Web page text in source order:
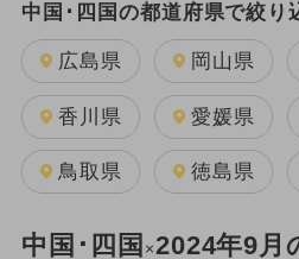
中国･四国の都道府県で絞り
広島県 岡山県
香川県 愛媛県
鳥取県 徳島県
中国･四国 ×2024年9月